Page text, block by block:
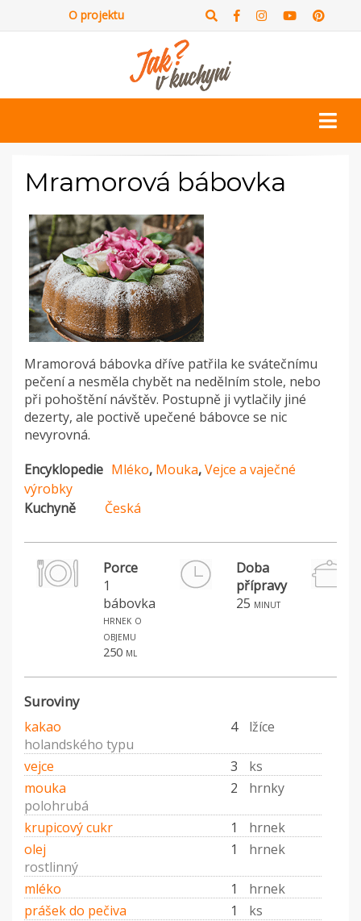
O projektu
Mramorová bábovka
Mramorová bábovka dříve patřila ke svátečnímu
pečení a nesměla chybět na nedělním stole, nebo
při pohoštění návštěv. Postupně ji vytlačily jiné
dezerty, ale poctivě upečené bábovce se nic
nevyrovná.
Encyklopedie Mléko, Mouka,Vejce a vaječné
výrobky
Kuchyně
Česká
Porce
1
bábovka
hrnek o
objemu
250 ml
Doba
přípravy
25 minut
Suroviny
kakao 4
lžíce
holandského typu
vejce
3
ks
mouka
2
hrnky
polohrubá
krupicový cukr
1
hrnek
olej
1
hrnek
rostlinný
mléko
1
hrnek
prášek do pečiva
1
ks